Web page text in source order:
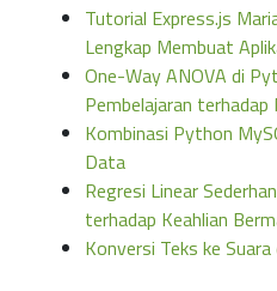
Tutorial Express.js
Lengkap Membuat
One-Way ANOVA di
Pembelajaran terhadap
Kombinasi Python
Data
Regresi Linear
terhadap Keahlian
Konversi Teks ke